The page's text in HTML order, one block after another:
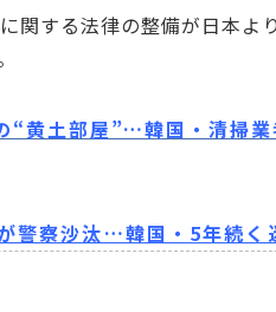
関する法律の整備が日本
“黄土部屋”…韓国・清掃業
警察沙汰…韓国・5年続